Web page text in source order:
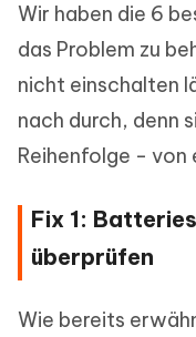
Wir haben die 6
das Problem zu
nicht einschalten
nach durch, denn
Reihenfolge -
Fix 1:
überprüfen
Wie bereits